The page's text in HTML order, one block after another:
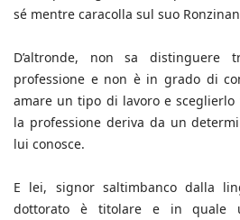
sé mentre caracolla sul suo
D’altronde, non sa
professione e non è in grado di
amare un tipo di lavoro e sceglierlo
la professione deriva da un
lui conosce.
E lei, signor saltimbanco dalla
dottorato è titolare e in quale